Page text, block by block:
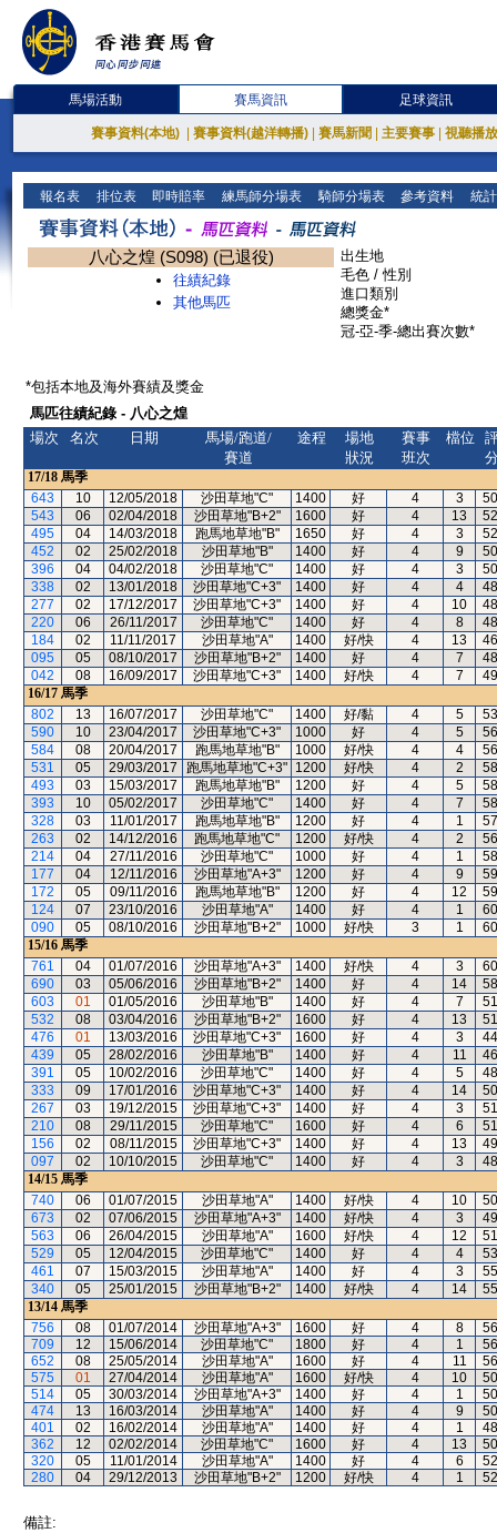
馬場活動 賽馬資訊 足球資訊
賽事資料(本地) 賽事資料(越洋轉播) 賽馬新聞 主要賽事 視聽播
報名表 排位表 即時賠率 練馬師分場表 騎師分場表 參考資料 統
八心之煌 (S098) (已退役)
往績紀錄
其他馬匹
出生地
毛色 / 性別
進口類別
總獎金*
冠-亞-季-總出賽次數*
*包括本地及海外賽績及獎金
馬匹往績紀錄 - 八心之煌
場次
名次 日期
馬場/跑道/
賽道
途程
場地
狀況
賽事
班次
檔位
17/18 馬季
643
10 12/05/2018 沙田草地"C" 1400 好 4 3
50
543
06 02/04/2018 沙田草地"B+2" 1600 好 4 13
52
495
04 14/03/2018 跑馬地草地"B" 1650 好 4 3
52
452
02 25/02/2018 沙田草地"B" 1400 好 4 9
50
396
04 04/02/2018 沙田草地"C" 1400 好 4 3
50
338
02 13/01/2018 沙田草地"C+3" 1400 好 4 4
48
277
02 17/12/2017 沙田草地"C+3" 1400 好 4 10
48
220
06 26/11/2017 沙田草地"C" 1400 好 4 8
48
184
02 11/11/2017 沙田草地"A" 1400 好/快 4 13
46
095
05 08/10/2017 沙田草地"B+2" 1400 好 4 7
48
042
08 16/09/2017 沙田草地"C+3" 1400 好/快 4 7
49
16/17 馬季
802
13 16/07/2017 沙田草地"C" 1400 好/黏 4 5
53
590
10 23/04/2017 沙田草地"C+3" 1000 好 4 5
56
584
08 20/04/2017 跑馬地草地"B" 1000 好/快 4 4
56
531
05 29/03/2017 跑馬地草地"C+3" 1200 好/快 4 2
58
493
03 15/03/2017 跑馬地草地"B" 1200 好 4 5
58
393
10 05/02/2017 沙田草地"C" 1400 好 4 7
58
328
03 11/01/2017 跑馬地草地"B" 1200 好 4 1
57
263
02 14/12/2016 跑馬地草地"C" 1200 好/快 4 2
56
214
04 27/11/2016 沙田草地"C" 1000 好 4 1
58
177
04 12/11/2016 沙田草地"A+3" 1200 好 4 9
59
172
05 09/11/2016 跑馬地草地"B" 1200 好 4 12
59
124
07 23/10/2016 沙田草地"A" 1400 好 4 1
60
090
05 08/10/2016 沙田草地"B+2" 1000 好/快 3 1
60
15/16 馬季
761
04 01/07/2016 沙田草地"A+3" 1400 好/快 4 3
60
690
03 05/06/2016 沙田草地"B+2" 1400 好 4 14
58
603
01 01/05/2016 沙田草地"B" 1400 好 4 7
51
532
08 03/04/2016 沙田草地"B+2" 1600 好 4 13
51
476
01 13/03/2016 沙田草地"C+3" 1600 好 4 3
44
439
05 28/02/2016 沙田草地"B" 1400 好 4 11
46
391
05 10/02/2016 沙田草地"C" 1400 好 4 5
48
333
09 17/01/2016 沙田草地"C+3" 1400 好 4 14
50
267
03 19/12/2015 沙田草地"C+3" 1400 好 4 3
51
210
08 29/11/2015 沙田草地"C" 1600 好 4 6
51
156
02 08/11/2015 沙田草地"C+3" 1400 好 4 13
49
097
02 10/10/2015 沙田草地"C" 1400 好 4 3
48
14/15 馬季
740
06 01/07/2015 沙田草地"A" 1400 好/快 4 10
50
673
02 07/06/2015 沙田草地"A+3" 1400 好/快 4 3
49
563
06 26/04/2015 沙田草地"A" 1600 好/快 4 12
51
529
05 12/04/2015 沙田草地"C" 1400 好 4 4
53
461
07 15/03/2015 沙田草地"A" 1400 好 4 3
55
340
05 25/01/2015 沙田草地"B+2" 1400 好/快 4 14
55
13/14 馬季
756
08 01/07/2014 沙田草地"A+3" 1600 好 4 8
56
709
12 15/06/2014 沙田草地"C" 1800 好 4 1
56
652
08 25/05/2014 沙田草地"A" 1600 好 4 11
56
575
01 27/04/2014 沙田草地"A" 1600 好/快 4 10
50
514
05 30/03/2014 沙田草地"A+3" 1400 好 4 1
50
474
13 16/03/2014 沙田草地"A" 1400 好 4 9
50
401
02 16/02/2014 沙田草地"A" 1400 好 4 1
48
362
12 02/02/2014 沙田草地"C" 1600 好 4 13
50
320
05 11/01/2014 沙田草地"A" 1400 好 4 6
52
280
04 29/12/2013 沙田草地"B+2" 1200 好/快 4 1 52
備註: